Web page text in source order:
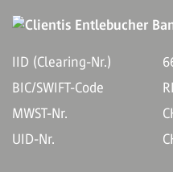
IID (Clearing-Nr.)
BIC/SWIFT-Code
MWST-Nr.
UID-Nr.